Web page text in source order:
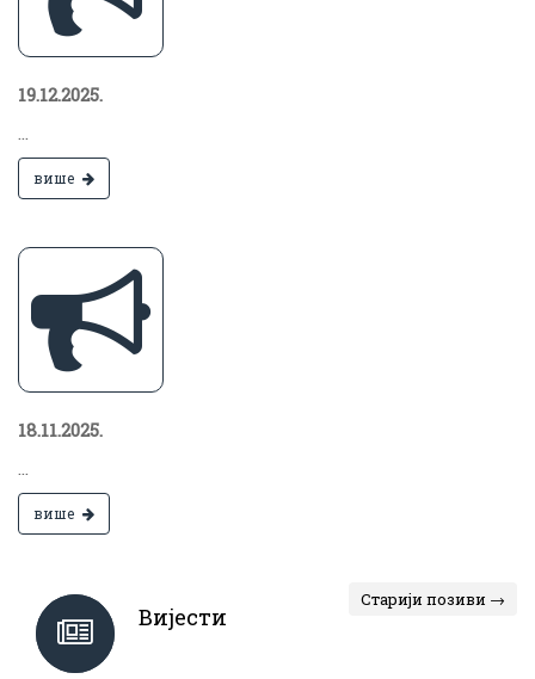
19.12.2025.
...
више
18.11.2025.
...
више
Старији позиви →
Вијести